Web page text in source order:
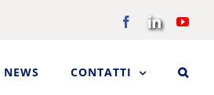
FacebookLinkedIn
NEWS CONTATTI